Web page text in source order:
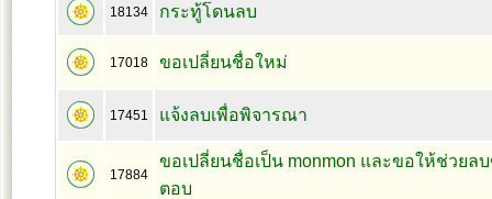
18134 กระทู้โดนลบ
17018 ขอเปลี่ยนชื่อใหม่
17451 แจ้งลบเพื่อพิจารณา
17884
ขอเปลี่ยนชื่อเป็น monmon และขอให้ช่วยล
ตอบ